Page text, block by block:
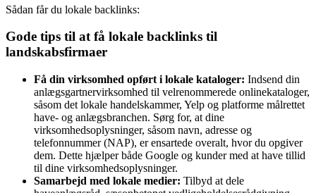
Sådan får du lokale backlinks:
Gode tips til at få lokale backlinks til
landskabsfirmaer
Få din virksomhed opført i lokale kataloger: Indsend din
anlægsgartnervirksomhed til velrenommerede onlinekataloger,
såsom det lokale handelskammer, Yelp og platforme målrettet
have- og anlægsbranchen. Sørg for, at dine
virksomhedsoplysninger, såsom navn, adresse og
telefonnummer (NAP), er ensartede overalt, hvor du opgiver
dem. Dette hjælper både Google og kunder med at have tillid
til dine virksomhedsoplysninger.
Samarbejd med lokale medier: Tilbyd at dele